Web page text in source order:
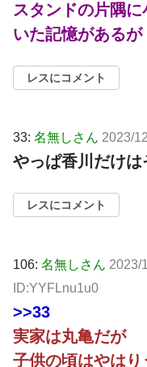
スタンドの片隅
いた記憶があるが
レスにコメント
33: 名無しさん 2023/
やっぱ香川だけ
レスにコメント
106: 名無しさん 2023/
ID:YYFLnu1u0
>>33
実家は丸亀だが
子供の頃はやはり